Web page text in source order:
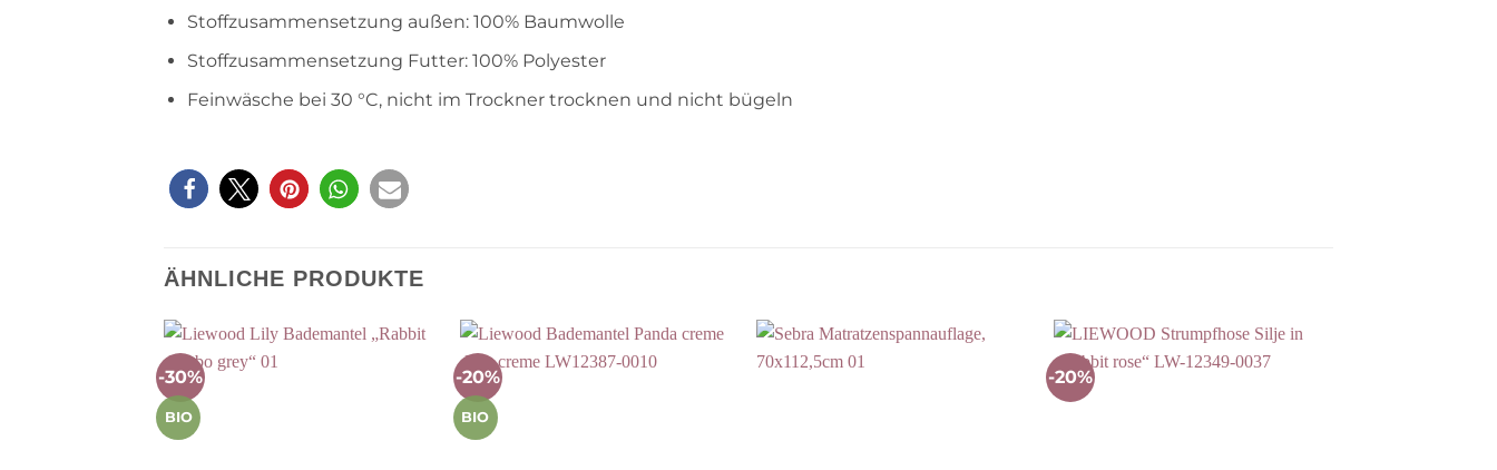
Stoffzusammensetzung außen: 100% Baumwolle
Stoffzusammensetzung Futter: 100% Polyester
Feinwäsche bei 30 °C, nicht im Trockner trocknen und nicht bügeln
ÄHNLICHE PRODUKTE
-30%
BIO
-20%
BIO
-20%